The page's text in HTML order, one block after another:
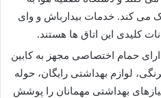
می کند. خدمات بیدارباش و وای
کلیدی این اتاق ها هستند.
حمام اختصاصی مجهز به کابین
لوازم بهداشتی رایگان، حوله
بهداشتی مهمانان را پوشش